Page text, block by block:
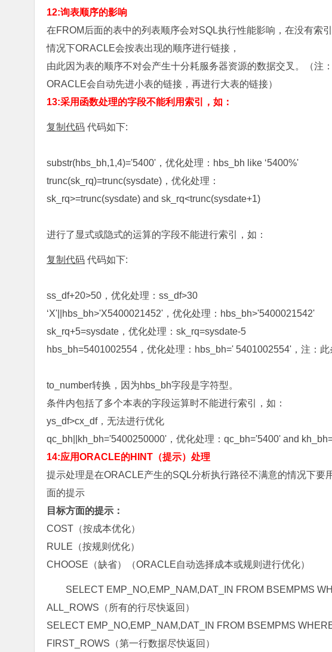
12:询表顺序的影响
在FROM后面的表中的列表顺序会对SQL执行性能影响，在没有索
情况下ORACLE会按表出现的顺序进行链接，
由此因为表的顺序不对会产生十分耗服务器资源的数据交叉。（注
ORACLE会自动先进小表的链接，再进行大表的链接）
13:采用函数处理的字段不能利用索引，如：
复制代码 代码如下:
substr(hbs_bh,1,4)='5400'，优化处理：hbs_bh like ‘5400%'
trunc(sk_rq)=trunc(sysdate)，优化处理：
sk_rq>=trunc(sysdate) and sk_rq<trunc(sysdate+1)
进行了显式或隐式的运算的字段不能进行索引，如：
复制代码 代码如下:
ss_df+20>50，优化处理：ss_df>30
‘X'||hbs_bh>'X5400021452'，优化处理：hbs_bh>'5400021542'
sk_rq+5=sysdate，优化处理：sk_rq=sysdate-5
hbs_bh=5401002554，优化处理：hbs_bh=' 5401002554'，注：
to_number转换，因为hbs_bh字段是字符型。
条件内包括了多个本表的字段运算时不能进行索引，如：
ys_df>cx_df，无法进行优化
qc_bh||kh_bh='5400250000'，优化处理：qc_bh='5400' and
14:应用ORACLE的HINT（提示）处理
提示处理是在ORACLE产生的SQL分析执行路径不满意的情况下要
面的提示
目标方面的提示：
COST（按成本优化）
RULE（按规则优化）
CHOOSE（缺省）（ORACLE自动选择成本或规则进行优化）
SELECT EMP_NO,EMP_NAM,DAT_IN FROM BSEMPMS
ALL_ROWS（所有的行尽快返回）
SELECT EMP_NO,EMP_NAM,DAT_IN FROM BSEMPMS
FIRST_ROWS（第一行数据尽快返回）